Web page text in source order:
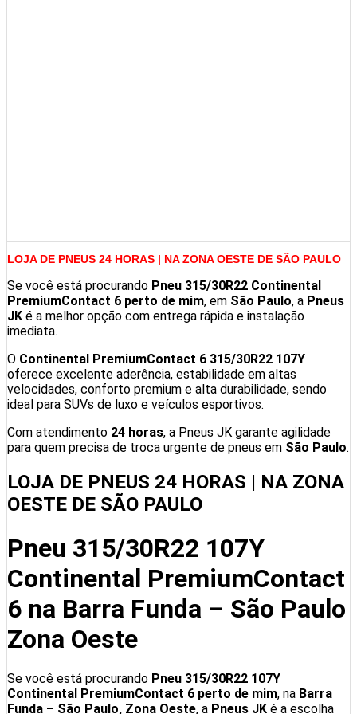
LOJA DE PNEUS 24 HORAS | NA ZONA OESTE DE SÃO PAULO
Se você está procurando Pneu 315/30R22 Continental
PremiumContact 6 perto de mim, em São Paulo, a Pneus
JK é a melhor opção com entrega rápida e instalação
imediata.
O Continental PremiumContact 6 315/30R22 107Y
oferece excelente aderência, estabilidade em altas
velocidades, conforto premium e alta durabilidade, sendo
ideal para SUVs de luxo e veículos esportivos.
Com atendimento 24 horas, a Pneus JK garante agilidade
para quem precisa de troca urgente de pneus em São Paulo.
LOJA DE PNEUS 24 HORAS | NA ZONA
OESTE DE SÃO PAULO
Pneu 315/30R22 107Y
Continental PremiumContact
6 na Barra Funda – São Paulo
Zona Oeste
Se você está procurando Pneu 315/30R22 107Y
Continental PremiumContact 6 perto de mim, na Barra
Funda – São Paulo, Zona Oeste, a Pneus JK é a escolha